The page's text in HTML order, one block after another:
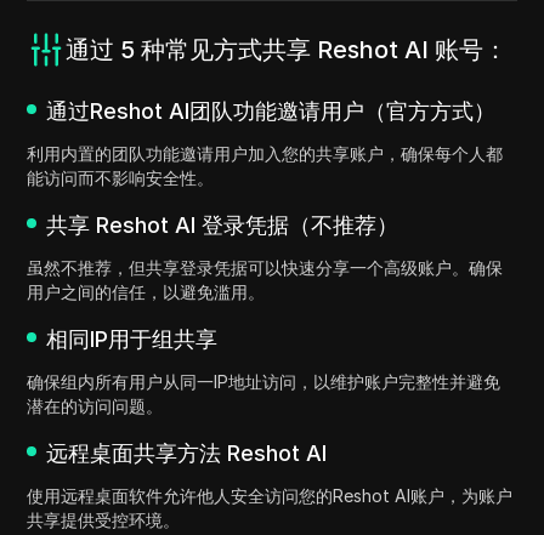
通过 5 种常见方式共享 Reshot AI 账号：
通过Reshot AI团队功能邀请用户（官方方式）
利用内置的团队功能邀请用户加入您的共享账户，确保每个人都
能访问而不影响安全性。
共享 Reshot AI 登录凭据（不推荐）
虽然不推荐，但共享登录凭据可以快速分享一个高级账户。确保
用户之间的信任，以避免滥用。
相同IP用于组共享
确保组内所有用户从同一IP地址访问，以维护账户完整性并避免
潜在的访问问题。
远程桌面共享方法 Reshot AI
使用远程桌面软件允许他人安全访问您的Reshot AI账户，为账户
共享提供受控环境。